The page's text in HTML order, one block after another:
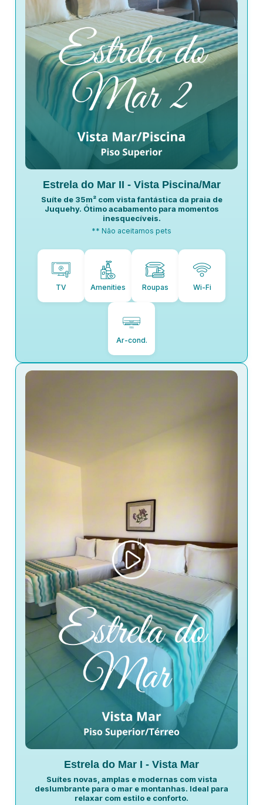
Estrela do Mar II - Vista Piscina/Mar
Suíte de 35m² com vista fantástica da praia de
Juquehy. Ótimo acabamento para momentos
inesquecíveis.
** Não aceitamos pets
TV Amenities Roupas Wi-Fi
Ar-cond.
Estrela do Mar I - Vista Mar
Suítes novas, amplas e modernas com vista
deslumbrante para o mar e montanhas. Ideal para
relaxar com estilo e conforto.